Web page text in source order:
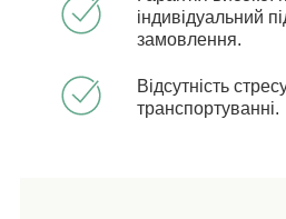
індивідуальний
замовлення.
Відсутність
транспортуванні.